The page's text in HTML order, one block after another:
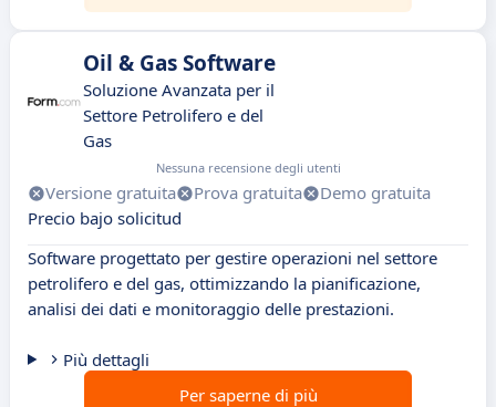
Oil & Gas Software
Soluzione Avanzata per il
Settore Petrolifero e del
Gas
Nessuna recensione degli utenti
Versione gratuita Prova gratuita
Demo gratuita
Precio bajo solicitud
Software progettato per gestire operazioni nel settore
petrolifero e del gas, ottimizzando la pianificazione,
analisi dei dati e monitoraggio delle prestazioni.
Più dettagli
Per saperne di più